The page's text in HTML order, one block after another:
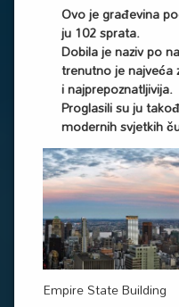
Ovo je građevina
ju 102 sprata.
Dobila je naziv po
trenutno je najveća
i najprepoznatljivija.
Proglasili su ju
modernih svjetkih
Empire State Building